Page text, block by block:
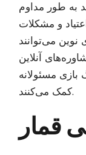
به طور مداوم
و مشکلات
می‌توانند
آنلاین
بازی مسئولانه
کمک می‌کنند.
قمار